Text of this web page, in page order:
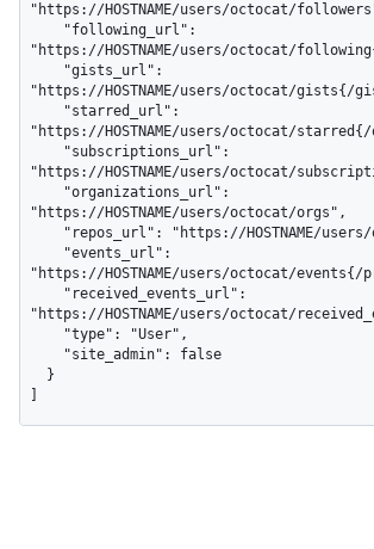
"https://HOSTNAME/users/octocat/
"https://HOSTNAME/users/octocat/
"https://HOSTNAME/users/octocat/gists{/
"https://HOSTNAME/users/octocat/
"https://HOSTNAME/users/octocat/
"https://HOSTNAME/users/octocat/orgs",
"https://HOSTNAME/users/octocat/
"https://HOSTNAME/users/octocat/